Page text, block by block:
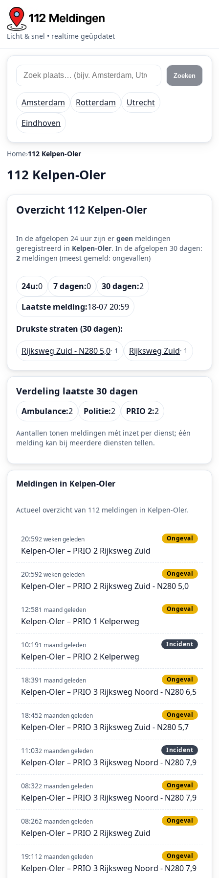
Licht & snel • realtime geüpdatet
Zoek
112
meldingen
Zoek
plaats
of
regio
Zoeken
Amsterdam Rotterdam
Utrecht
Eindhoven
Home 112 Kelpen-Oler
112 Kelpen-Oler
Overzicht 112 Kelpen-Oler
In de afgelopen 24 uur zijn er geen meldingen
geregistreerd in Kelpen-Oler. In de afgelopen 30 dagen:
2 meldingen (meest gemeld: ongevallen)
24u:0 7 dagen:0 30 dagen:2
Laatste melding:18-07 20:59
Drukste straten (30 dagen):
Rijksweg Zuid - N280 5,0· 1 Rijksweg Zuid· 1
Verdeling laatste 30 dagen
Ambulance:2 Politie:2 PRIO 2:2
Aantallen tonen meldingen mét inzet per dienst; één
melding kan bij meerdere diensten tellen.
Meldingen in Kelpen-Oler
Actueel overzicht van 112 meldingen in Kelpen-Oler.
20:592 weken geleden Ongeval
Kelpen-Oler – PRIO 2 Rijksweg Zuid
20:592 weken geleden Ongeval
Kelpen-Oler – PRIO 2 Rijksweg Zuid - N280 5,0
12:581 maand geleden Ongeval
Kelpen-Oler – PRIO 1 Kelperweg
10:191 maand geleden Incident
Kelpen-Oler – PRIO 2 Kelperweg
18:391 maand geleden Ongeval
Kelpen-Oler – PRIO 3 Rijksweg Noord - N280 6,5
18:452 maanden geleden Ongeval
Kelpen-Oler – PRIO 3 Rijksweg Zuid - N280 5,7
11:032 maanden geleden Incident
Kelpen-Oler – PRIO 3 Rijksweg Noord - N280 7,9
08:322 maanden geleden Ongeval
Kelpen-Oler – PRIO 3 Rijksweg Noord - N280 7,9
08:262 maanden geleden Ongeval
Kelpen-Oler – PRIO 2 Rijksweg Zuid
19:112 maanden geleden Ongeval
Kelpen-Oler – PRIO 3 Rijksweg Noord - N280 7,9